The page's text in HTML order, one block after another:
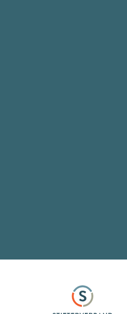
Senioren, Frauen und Jugend
Stifterverband